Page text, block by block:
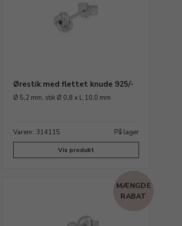
Ørestik med flettet knude 925/-
Ø 5,2 mm, stik Ø 0,8 x L 10,0 mm
Varenr. 314115 På lager
Vis produkt
MÆNGDE
RABAT